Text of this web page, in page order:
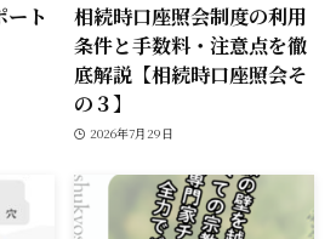
ト
相続時口座照会制度の利用
条件と手数料・注意点を徹
底解説【相続時口座照会そ
の３】
2026年7月29日